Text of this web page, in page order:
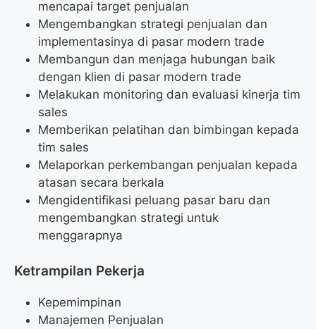
mencapai target penjualan
Mengembangkan strategi penjualan dan
implementasinya di pasar modern trade
Membangun dan menjaga hubungan baik
dengan klien di pasar modern trade
Melakukan monitoring dan evaluasi kinerja tim
sales
Memberikan pelatihan dan bimbingan kepada
tim sales
Melaporkan perkembangan penjualan kepada
atasan secara berkala
Mengidentifikasi peluang pasar baru dan
mengembangkan strategi untuk
menggarapnya
Ketrampilan Pekerja
Kepemimpinan
Manajemen Penjualan